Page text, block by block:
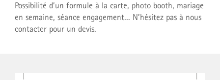
Possibilité d’un formule à la carte, photo booth, mariage
en semaine, séance engagement... N’hésitez pas à nous
contacter pour un devis.